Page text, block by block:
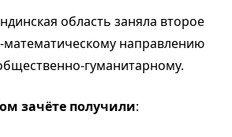
область заняла второе
математическому направлению
гуманитарному.
зачёте получили: